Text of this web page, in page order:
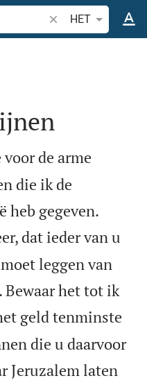
Zoek Bijbelvers of
HET
de arme
die ik de
heb gegeven.
dat ieder van u
leggen van
het tot ik
geld tenminste
die u daarvoor
Jeruzalem laten